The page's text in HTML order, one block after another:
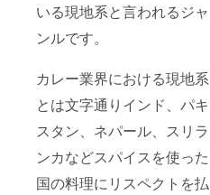
いる現地系と言われるジャ
ンルです。
カレー業界における現地系
とは文字通りインド、パキ
スタン、ネパール、スリラ
ンカなどスパイスを使った
国の料理にリスペクトを払